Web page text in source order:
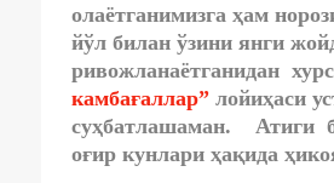
олаётганимизга ҳам
йўл билан ўзини янги
ривожланаётганидан
камбағаллар”лойиҳаси
суҳбатлашаман. Атиги
оғир кунлари ҳақида